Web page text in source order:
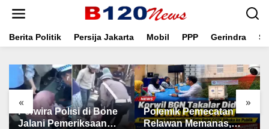
t
Berita Politik Persija Jakarta Mobil PPP Gerindra
« »
Perwira Polisi di Bone
Jalani Pemeriksaan
Polemik Pemecatan
Relawan Memanas,